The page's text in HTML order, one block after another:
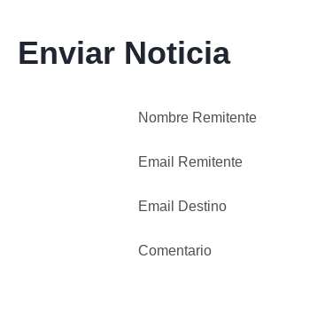
Enviar Noticia
Nombre Remitente
Email Remitente
Email Destino
Comentario